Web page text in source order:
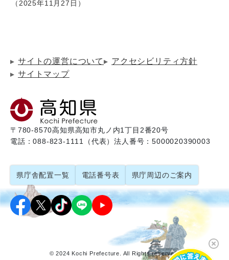
2025年11月27日
サイトの運営について
アクセシビリティ方針
サイトマップ
〒780-8570高知県高知市丸ノ内1丁目2番20号
電話：088-823-1111（代表）法人番号：5000020390003
県庁舎配置一覧 電話番号表 県庁周辺のご案内
© 2024 Kochi Prefecture. All Rights reserved.